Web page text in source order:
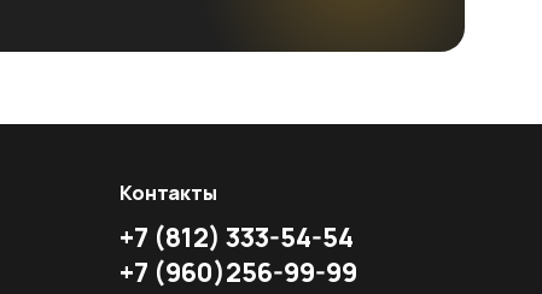
Контакты
+7 (812) 333-54-54
+7 (960)256-99-99